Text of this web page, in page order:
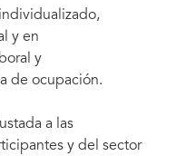
y en
y
de ocupación.
a las
y del sector